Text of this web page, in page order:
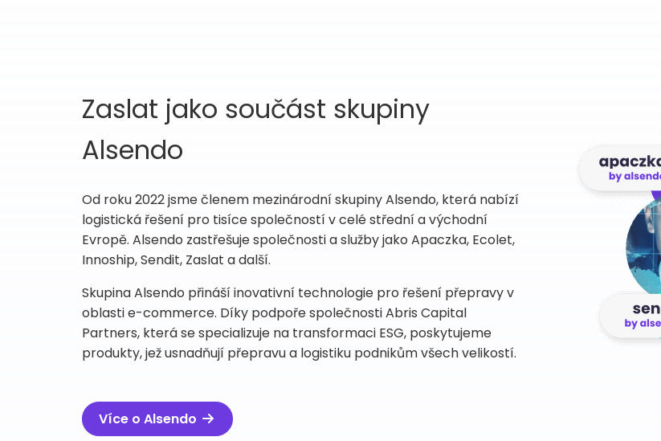
Zaslat jako součást skupiny
Alsendo
Od roku 2022 jsme členem mezinárodní skupiny Alsendo, která nabízí
logistická řešení pro tisíce společností v celé střední a východní
Evropě. Alsendo zastřešuje společnosti a služby jako Apaczka, Ecolet,
Innoship, Sendit, Zaslat a další.
Skupina Alsendo přináší inovativní technologie pro řešení přepravy v
oblasti e-commerce. Díky podpoře společnosti Abris Capital
Partners, která se specializuje na transformaci ESG, poskytujeme
produkty, jež usnadňují přepravu a logistiku podnikům všech velikostí.
Více o Alsendo